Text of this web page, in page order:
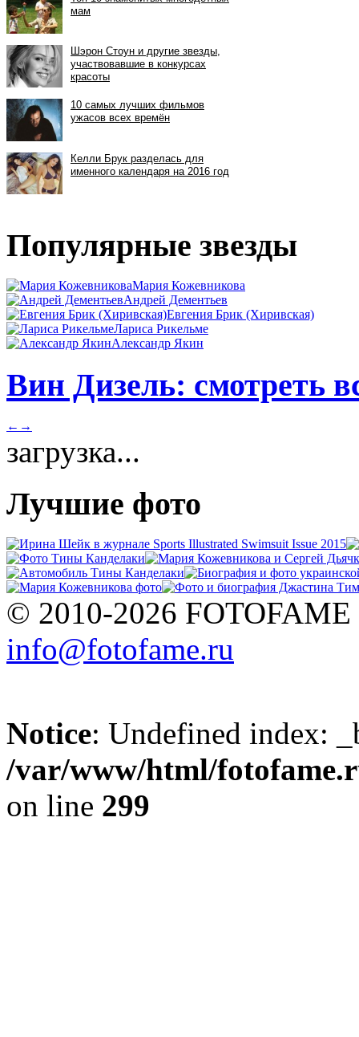
Популярные звезды
Мария Кожевникова
Андрей Дементьев
Евгения Брик (Хиривская)
Лариса Рикельме
Александр Якин
Вин Дизель: смотреть
← →
загрузка...
Лучшие фото
© 2010-2026 FOTOFAME
info@fotofame.ru
Notice: Undefined index:
/var/www/html/
on line 299